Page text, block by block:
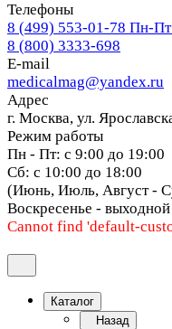
Телефоны
8 (499) 553-01-78 Пн-Пт
8 (800) 3333-698
E-mail
medicalmag@yandex.ru
Адрес
г. Москва, ул.
Режим работы
Пн - Пт: с 9:00 до 19:00
Сб: с 10:00 до 18:00
(Июнь, Июль, Август -
Воскресенье -
Cannot find 'default-
Каталог
Назад